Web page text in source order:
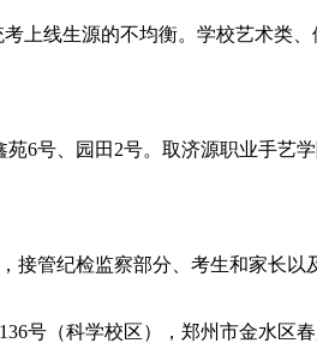
上线生源的不均衡。学校艺术类、
号、园田2号。取济源职业手艺学
管纪检监察部分、考生和家长以
号（科学校区），郑州市金水区